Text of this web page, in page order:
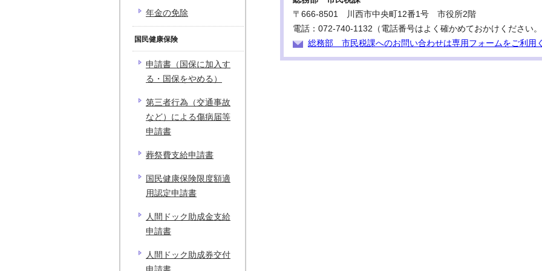
〒666-8501 川西市中央町12番1号 市役所2階
電話：072-740-1132（電話番号はよく確かめておかけください。
総務部 市民税課へのお問い合わせは専用フォームをご利用
年金の免除
国民健康保険
申請書（国保に加入す
る・国保をやめる）
第三者行為（交通事故
など）による傷病届等
申請書
葬祭費支給申請書
国民健康保険限度額適
用認定申請書
人間ドック助成金支給
申請書
人間ドック助成券交付